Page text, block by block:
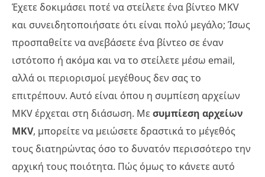
Έχετε δοκιμάσει ποτέ να στείλετε ένα βίντεο MKV
και συνειδητοποιήσατε ότι είναι πολύ μεγάλο; Ίσως
προσπαθείτε να ανεβάσετε ένα βίντεο σε έναν
ιστότοπο ή ακόμα και να το στείλετε μέσω email,
αλλά οι περιορισμοί μεγέθους δεν σας το
επιτρέπουν. Αυτό είναι όπου η συμπίεση αρχείων
MKV έρχεται στη διάσωση. Με συμπίεση αρχείων
MKV, μπορείτε να μειώσετε δραστικά το μέγεθός
τους διατηρώντας όσο το δυνατόν περισσότερο την
αρχική τους ποιότητα. Πώς όμως το κάνετε αυτό